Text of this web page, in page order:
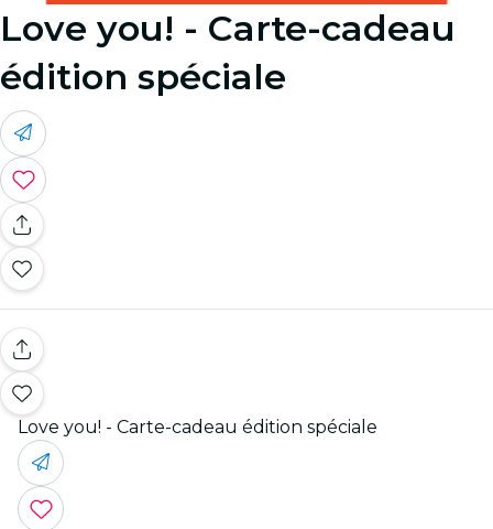
Love you! - Carte-cadeau
édition spéciale
Love you! - Carte-cadeau édition spéciale